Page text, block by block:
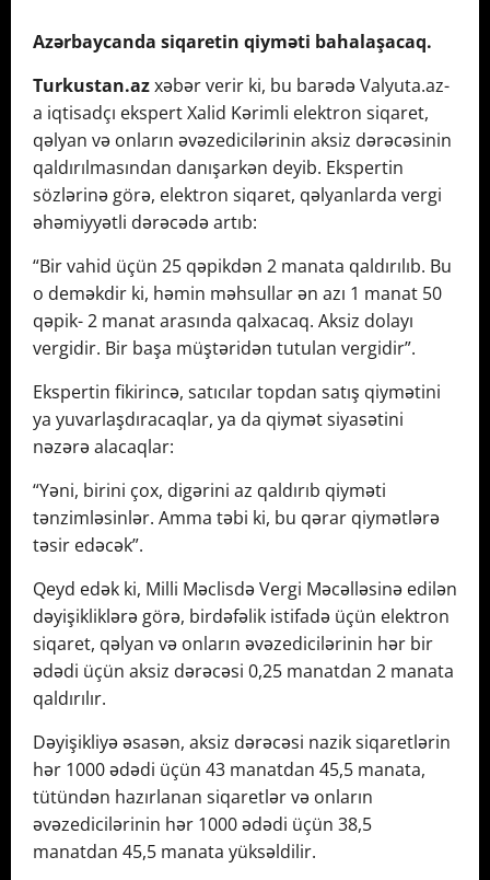
Azərbaycanda siqaretin qiyməti bahalaşacaq.
Turkustan.azxəbər verir ki, bu barədə Valyuta.az-
a iqtisadçı ekspert Xalid Kərimli elektron siqaret,
qəlyan və onların əvəzedicilərinin aksiz dərəcəsinin
qaldırılmasından danışarkən deyib. Ekspertin
sözlərinə görə, elektron siqaret, qəlyanlarda vergi
əhəmiyyətli dərəcədə artıb:
“Bir vahid üçün 25 qəpikdən 2 manata qaldırılıb. Bu
o deməkdir ki, həmin məhsullar ən azı 1 manat 50
qəpik- 2 manat arasında qalxacaq. Aksiz dolayı
vergidir. Bir başa müştəridən tutulan vergidir”.
Ekspertin fikirincə, satıcılar topdan satış qiymətini
ya yuvarlaşdıracaqlar, ya da qiymət siyasətini
nəzərə alacaqlar:
“Yəni, birini çox, digərini az qaldırıb qiyməti
tənzimləsinlər. Amma təbi ki, bu qərar qiymətlərə
təsir edəcək”.
Qeyd edək ki, Milli Məclisdə Vergi Məcəlləsinə edilən
dəyişikliklərə görə, birdəfəlik istifadə üçün elektron
siqaret, qəlyan və onların əvəzedicilərinin hər bir
ədədi üçün aksiz dərəcəsi 0,25 manatdan 2 manata
qaldırılır.
Dəyişikliyə əsasən, aksiz dərəcəsi nazik siqaretlərin
hər 1000 ədədi üçün 43 manatdan 45,5 manata,
tütündən hazırlanan siqaretlər və onların
əvəzedicilərinin hər 1000 ədədi üçün 38,5
manatdan 45,5 manata yüksəldilir.